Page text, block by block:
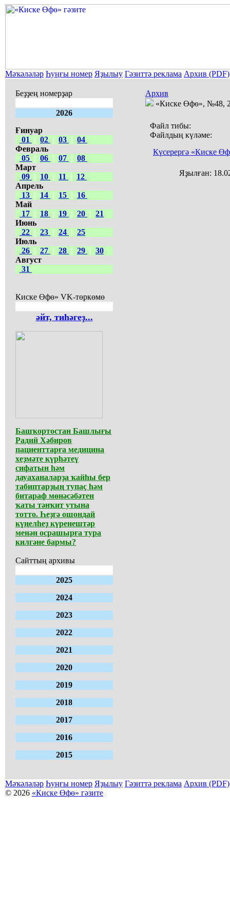
Мәҡәләләр Һуңғы номер Яҙылыу Гәзиттә реклама Архив (PDF)
Беҙҙең номерҙар
2026
Ғинуар
01
| 02 | 03 | 04
Февраль
05 | 06 | 07 | 08
Март
09 | 10 | 11 |
12
Апрель
13 | 14 | 15 |
16
Май
17 | 18 | 19 | 20 | 21
Июнь
22 | 23 | 24 | 25
Июль
26 | 27 | 28 | 29 | 30
Август
31
Киске Өфө» VK-төркөмө
әйт, тиһәгеҙ...
Башҡортостан Башлығы
Радий Хәбиров
пациенттарға медицина
хеҙмәте күрһәтеү
сифатын һәм
дауаханаларҙа ҡайһы бер
табиптарҙың тупаҫ һәм
битараф мөнәсәбәтен
ҡаты тәнҡит утына
тотто. Һеҙгә ошондай
күңелһеҙ күренештәр
менән осрашырға тура
килгәне бармы?
Сайттың архивы
2025
2024
2023
2022
2021
2020
2019
2018
2017
2016
2015
Архив
«Киске Өфө», №48,
Файл тибы:
Файлдың күләме:
Күсерергә «Киске
Яҙылған:
Мәҡәләләр Һуңғы номер Яҙылыу Гәзиттә реклама Архив (PDF)
© 2026 «Киске Өфө» гәзите